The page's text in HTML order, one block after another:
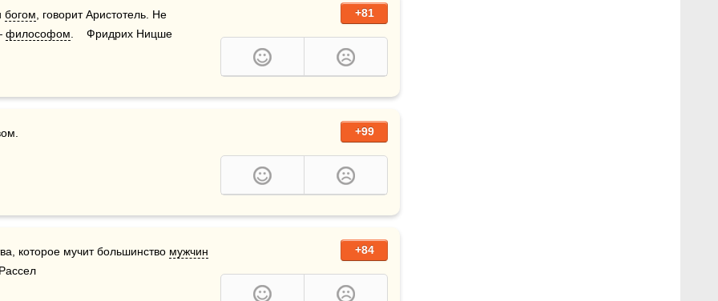
+81
богом , говорит Аристотель. Не
философом .    Фридрих Ницше
+99
+84
которое мучит большинство мужчин